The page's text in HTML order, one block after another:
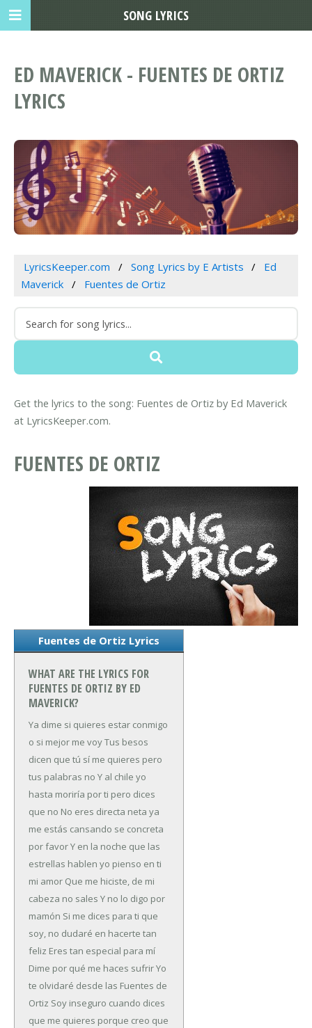
ED MAVERICK - FUENTES DE ORTIZ
LYRICS
LyricsKeeper.com Song Lyrics by E Artists
Ed
Maverick
Fuentes de Ortiz
Get the lyrics to the song: Fuentes de Ortiz by Ed Maverick
at LyricsKeeper.com.
FUENTES DE ORTIZ
Fuentes de Ortiz Lyrics
WHAT ARE THE LYRICS FOR
FUENTES DE ORTIZ BY ED
MAVERICK?
Ya dime si quieres estar conmigo
o si mejor me voyTus besos
dicen que tú sí me quieres pero
tus palabras no Y al chile yo
hasta moriría por ti pero dices
que no No eres directa neta ya
me estás cansando se concreta
por favorY en la noche que las
estrellas hablen yo pienso en ti
mi amor Que me hiciste, de mi
cabeza no sales Y no lo digo por
mamón Si me dices para ti que
soy, no dudaré en hacerte tan
feliz Eres tan especial para mí
Dime por qué me haces sufrirYo
te olvidaré desde las Fuentes de
Ortiz Soy inseguro cuando dices
que me quieres porque creo que
SONG LYRICS